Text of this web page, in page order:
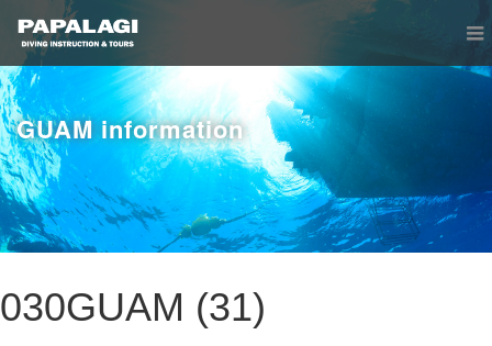
GUAM information
030GUAM (31)